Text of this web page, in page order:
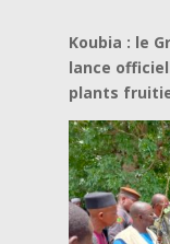
Koubia : le
lance
plants